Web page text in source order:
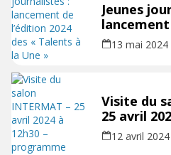
Jeunes
lancement
des «
13 mai 2024
Visite du
25 avril
découvrir
12 avril 2024